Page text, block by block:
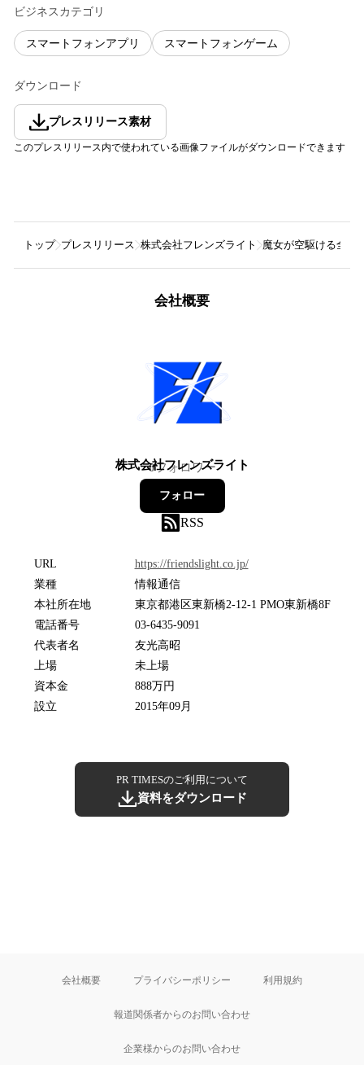
ビジネスカテゴリ
スマートフォンアプリ スマートフォンゲーム
ダウンロード
プレスリリース素材
このプレスリリース内で使われている画像ファイルがダウンロードできます
トップ プレスリリース 株式会社フレンズライト 魔女が空駆ける全方
会社概要
株式会社フレンズライト
0フォロワー
フォロー
RSS
URL
https://friendslight.co.jp/
業種
情報通信
本社所在地
東京都港区東新橋2-12-1 PMO東新橋8F
電話番号
03-6435-9091
代表者名
友光高昭
上場
未上場
資本金
888万円
設立
2015年09月
PR TIMESのご利用について
資料をダウンロード
会社概要 プライバシーポリシー 利用規約
報道関係者からのお問い合わせ
企業様からのお問い合わせ